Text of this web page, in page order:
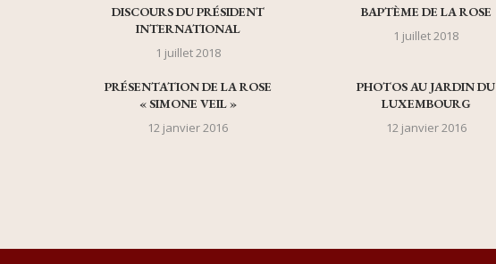
DISCOURS DU PRÉSIDENT
INTERNATIONAL
1 juillet 2018
BAPTÈME DE LA ROSE
1 juillet 2018
PRÉSENTATION DE LA ROSE
« SIMONE VEIL »
12 janvier 2016
PHOTOS AU JARDIN DU
LUXEMBOURG
12 janvier 2016